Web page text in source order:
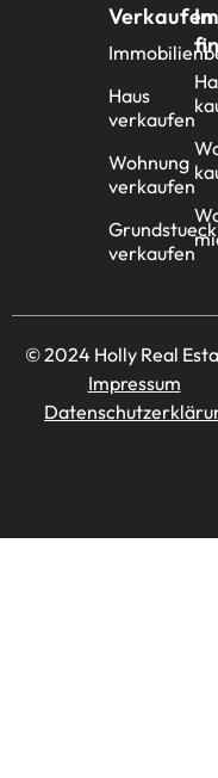
Verkaufen
Haus
verkaufen
Wohnung
verkaufen
Grundstueck
verkaufen
© 2024 Holly Real
Impressum